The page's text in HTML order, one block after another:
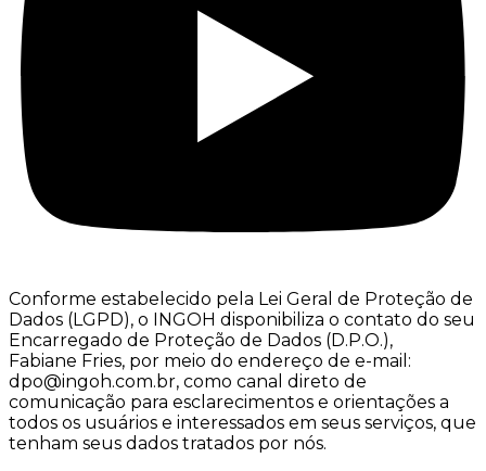
Conforme estabelecido pela Lei Geral de Proteção de
Dados (LGPD), o INGOH disponibiliza o contato do seu
Encarregado de Proteção de Dados (D.P.O.),
Fabiane Fries, por meio do endereço de e-mail:
dpo@ingoh.com.br, como canal direto de
comunicação para esclarecimentos e orientações a
todos os usuários e interessados em seus serviços, que
tenham seus dados tratados por nós.